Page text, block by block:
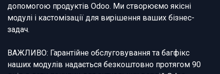
допомогою продуктів Odoo. Ми створюємо якісні
модулі і кастомізації для вирішення ваших бізнес-
задач.
ВАЖЛИВО: Гарантійне обслуговування та багфікс
наших модулів надається безкоштовно протягом 90